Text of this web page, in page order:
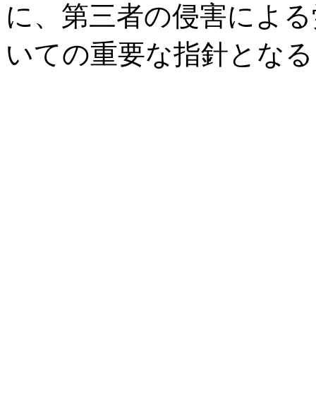
に、第三者の侵害によ
いての重要な指針とな